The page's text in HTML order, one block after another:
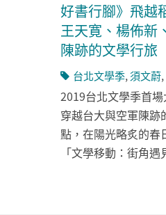
好書行腳》飛
王天寛、楊佈新
陳跡的文學行旅
台北文學季,須文蔚,
2019台北文學季首
穿越台大與空軍陳跡
點，在陽光略炙的春
「文學移動：街角